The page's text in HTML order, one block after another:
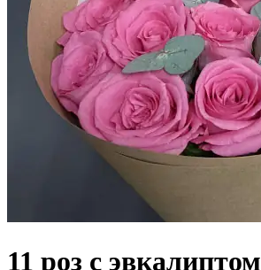
11 роз с эвкалиптом